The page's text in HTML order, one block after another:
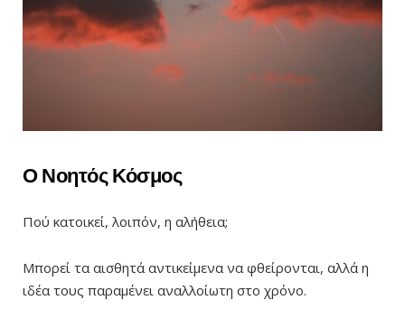
Ο Νοητός Κόσμος
Πού κατοικεί, λοιπόν, η αλήθεια;
Μπορεί τα αισθητά αντικείμενα να φθείρονται, αλλά η
ιδέα τους παραμένει αναλλοίωτη στο χρόνο.